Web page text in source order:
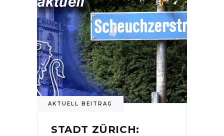
AKTUELL BEITRAG
STADT ZÜRICH: